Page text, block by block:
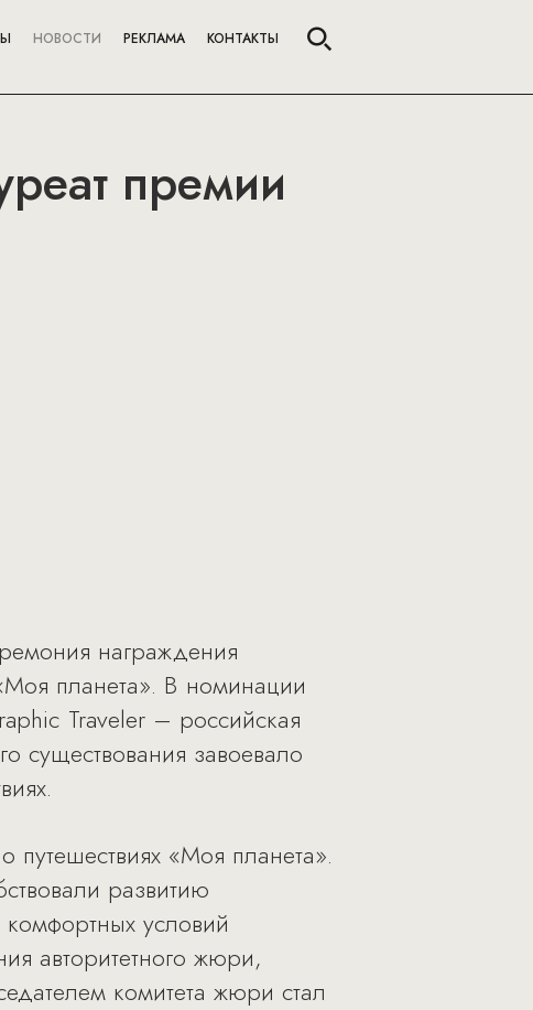
НОВОСТИ РЕКЛАМА КОНТАКТЫ
премии
награждения
планета». В номинации
Travеler – российская
существования завоевало
«Моя планета».
развитию
условий
авторитетного жюри,
комитета жюри стал